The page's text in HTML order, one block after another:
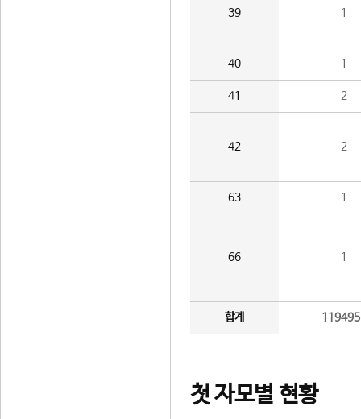
39 1
40 1
41 2
42 2
63 1
66 1
합계
첫 자모별 현황